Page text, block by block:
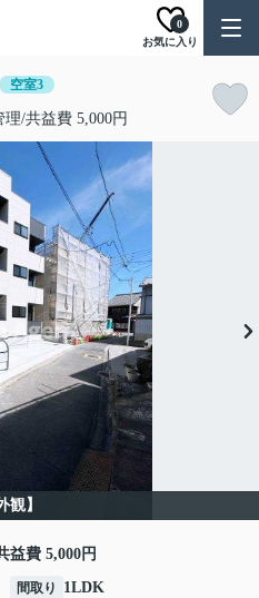
お気に入り
0
空室3
理/共益費 5,000円
観】
益費 5,000円
間取り 1LDK